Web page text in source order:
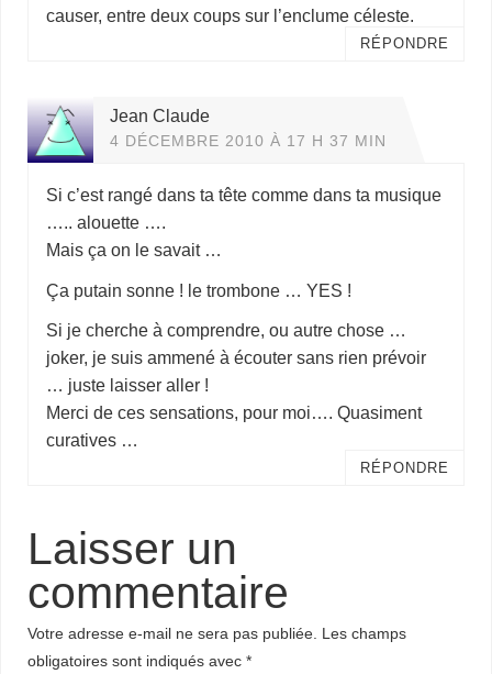
causer, entre deux coups sur l’enclume céleste.
RÉPONDRE
Jean Claude
4 DÉCEMBRE 2010 À 17 H 37 MIN
Si c’est rangé dans ta tête comme dans ta musique
….. alouette ….
Mais ça on le savait …
Ça putain sonne ! le trombone … YES !
Si je cherche à comprendre, ou autre chose …
joker, je suis ammené à écouter sans rien prévoir
… juste laisser aller !
Merci de ces sensations, pour moi…. Quasiment
curatives …
RÉPONDRE
Laisser un
commentaire
Votre adresse e-mail ne sera pas publiée. Les champs
obligatoires sont indiqués avec*